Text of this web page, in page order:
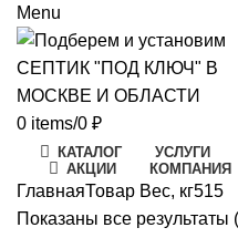
Menu
0 items/0 ₽
КАТАЛОГ УСЛУГИ
АКЦИИ
КОМПАНИЯ
ГлавнаяТовар Вес, кг515
Показаны все результаты